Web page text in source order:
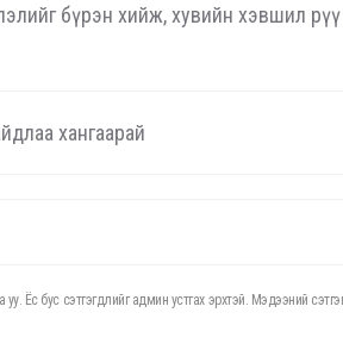
бүрэн хийж, хувийн хэвшил
хангаарай
Ёс бус сэтгэгдлийг админ устгах эрхтэй. Мэдээний